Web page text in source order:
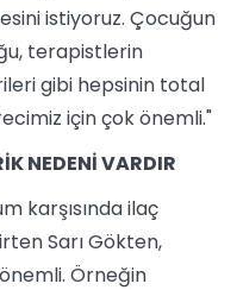
istiyoruz. Çocuğun
terapistlerin
gibi hepsinin total
için çok önemli."
NEDENİ VARDIR
karşısında ilaç
Sarı Gökten,
Örneğin